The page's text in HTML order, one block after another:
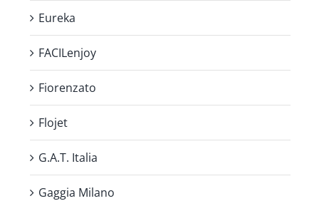
Eureka
FACILenjoy
Fiorenzato
Flojet
G.A.T. Italia
Gaggia Milano